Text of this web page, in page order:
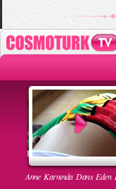
Anne Karnında Dans Eden